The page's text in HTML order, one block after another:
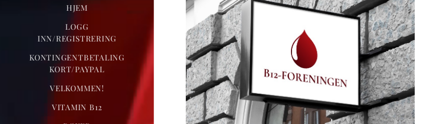
HJEM
LOGG
INN/REGISTRERING
KONTINGENTBETALING
KORT/PAYPAL
VELKOMMEN!
VITAMIN B12